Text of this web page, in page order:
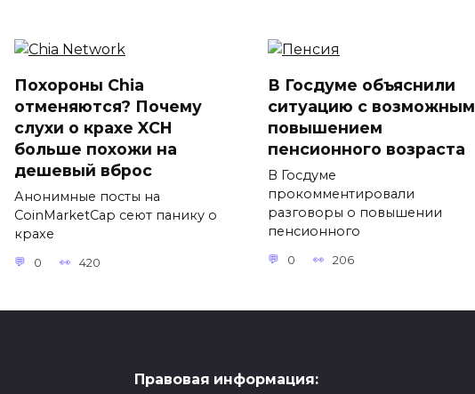
Похороны Chia
отменяются? Почему
слухи о крахе XCH
больше похожи на
дешевый вброс
Анонимные посты на
CoinMarketCap сеют панику о
крахе
0 420
В Госдуме объяснили
ситуацию с возможным
повышением
пенсионного возраста
В Госдуме
прокомментировали
разговоры о повышении
пенсионного
0 206
Правовая информация: